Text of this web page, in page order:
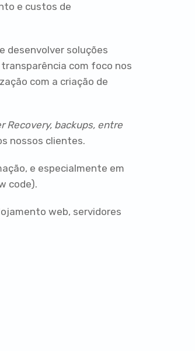
e custos de
desenvolver soluções
com foco nos
com a criação de
Recovery, backups, entre
nossos clientes.
e especialmente em
code).
web, servidores